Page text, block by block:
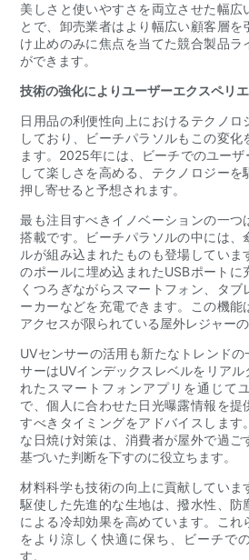
美しさと使いやすさを両立させた幅広
とで、卸売業者はより幅広い顧客層
け止めのみに焦点を当てた競合製品ラ
ができます。
技術の強化によりユーザーエクスペリ
日用品の利便性向上におけるテクノロ
しており、ビーチパラソルもこの変
ます。2025年には、ビーチでのユー
して楽しさを高める、テクノロジー
押し寄せると予想されます。
最も注目すべきイノベーションの一つ
搭載です。ビーチパラソルの中には、
ルが組み込まれたものも登場していま
のポールに埋め込まれたUSBポートに
くつろぎながらスマートフォン、タ
ーカーなどを充電できます。この機能
アクセスが限られている屋外レジャー
UVセンサーの活用も新たなトレンド
サーはUVインデックスレベルをリア
れたスマートフォンアプリを通じて
で、個人に合わせた日光曝露情報を提
すべきタイミングをアドバイスします
な日焼け対策は、消費者が屋外で過ご
基づいた判断を下すのに役立ちます。
材料科学も技術の向上に貢献していま
駆使した先進的な生地は、撥水性、防
による冷却効果を高めています。これ
をより涼しく快適に保ち、ビーチで
す。